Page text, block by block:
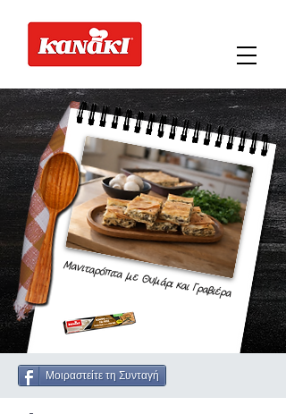
Μανιταρόπιτα με Θυμάρι και Γραβιέρα
Μοιραστείτε τη Συνταγή